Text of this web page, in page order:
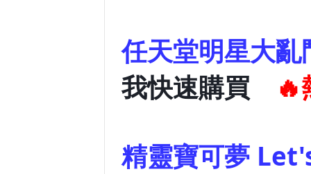
任天堂明
我快速購買
🔥
精靈寶可夢